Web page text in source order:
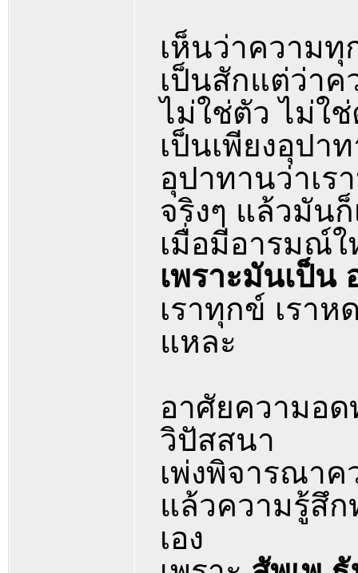
เห็นว่าความ
เป็นสักแต่ว่าค
ไม่ใช่ตัว ไม่ใช่
เป็นเพียงอุปา
อุปาทานว่าเ
จริงๆ แล้วมัน
เมื่อมีอารมณ์
เพราะมันเป็น
เราทุกข์ เรา
แหละ
อาศัยความอ
วิปัสสนา
เพ่งพิจารณาค
แล้วความรู้สึ
เอง